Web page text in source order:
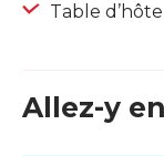
Table d’hôte
Allez-y